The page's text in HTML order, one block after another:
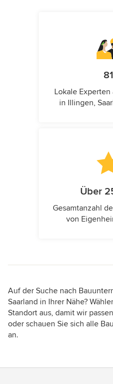
81
Lokale
in Illingen,
Über
Gesamtanzahl
von
Auf der Suche nach
Saarland in Ihrer Nähe?
Standort aus, damit wir
oder schauen Sie sich alle
an.